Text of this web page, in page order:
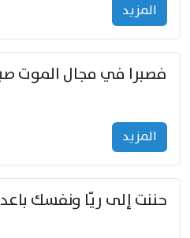
المزید
المزید